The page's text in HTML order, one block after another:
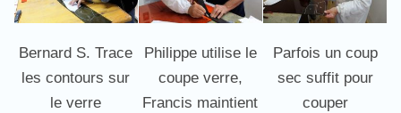
Bernard S. Trace
les contours sur
le verre
Philippe utilise le
coupe verre,
Francis maintient
Parfois un coup
sec suffit pour
couper